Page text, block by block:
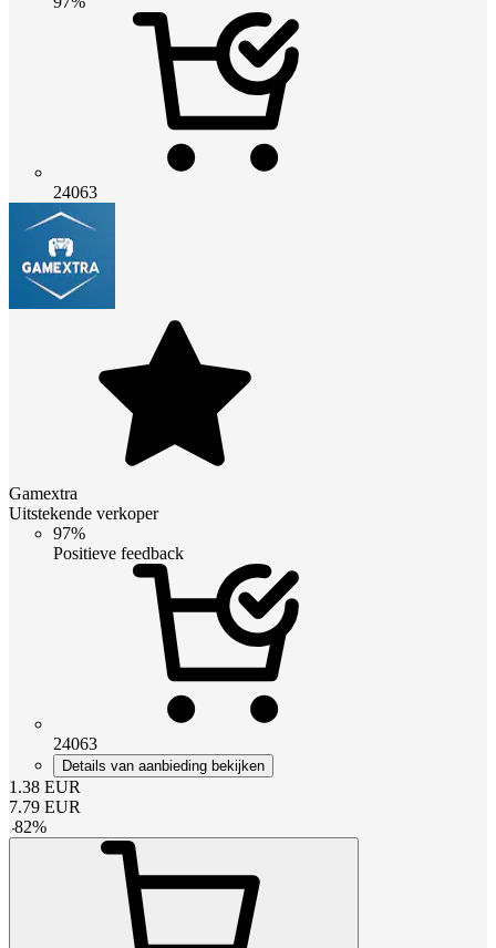
24063
Gamextra
Uitstekende verkoper
97%
Positieve feedback
24063
Details van aanbieding bekijken
1.38 EUR
7.79 EUR
-82%